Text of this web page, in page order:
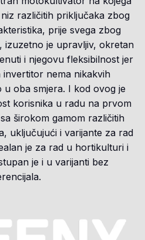
različitih priključaka zbog
prije svega zbog
izuzetno je upravljiv, okretan
i njegovu fleksibilnost jer
invertitor nema nikakvih
oba smjera. I kod ovog je
korisnika u radu na prvom
širokom gamom različitih
uključujući i varijante za rad
je za rad u hortikulturi i
je i u varijanti bez